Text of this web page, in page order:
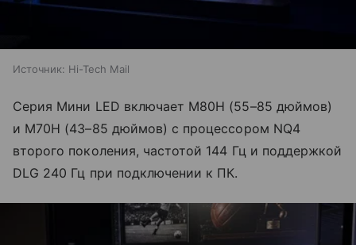
Источник: Hi-Tech Mail
Серия Мини LED включает M80H (55–85 дюймов)
и M70H (43–85 дюймов) с процессором NQ4
второго поколения, частотой 144 Гц и поддержкой
DLG 240 Гц при подключении к ПК.